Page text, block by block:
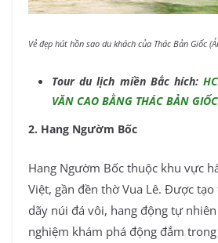
Vẻ đẹp hút hồn sao du khách của Thác Bản Giốc
Tour du lịch miền Bắc hích:
VĂN CAO BẰNG THÁC BẢN
2. Hang Ngườm Bốc
Hang Ngườm Bốc thuộc khu vực
Việt, gần đền thờ Vua Lê. Được
dãy núi đá vôi, hang động tự
nghiệm khám phá động đắm